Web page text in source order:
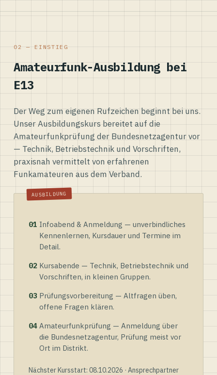
02 — EINSTIEG
Amateurfunk-Ausbildung bei
E13
Der Weg zum eigenen Rufzeichen beginnt bei uns.
Unser Ausbildungskurs bereitet auf die
Amateurfunkprüfung der Bundesnetzagentur vor
— Technik, Betriebstechnik und Vorschriften,
praxisnah vermittelt von erfahrenen
Funkamateuren aus dem Verband.
01 Infoabend & Anmeldung — unverbindliches
Kennenlernen, Kursdauer und Termine im
Detail.
02 Kursabende — Technik, Betriebstechnik und
Vorschriften, in kleinen Gruppen.
03 Prüfungsvorbereitung — Altfragen üben,
offene Fragen klären.
04 Amateurfunkprüfung — Anmeldung über
die Bundesnetzagentur, Prüfung meist vor
Ort im Distrikt.
Nächster Kursstart: 08.10.2026 · Ansprechpartner